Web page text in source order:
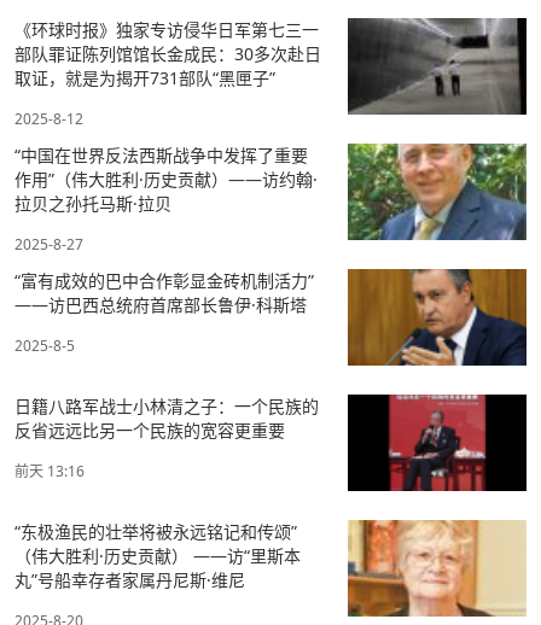
《环球时报》独家专访侵华日军第七三一
部队罪证陈列馆馆长金成民：30多次赴日
取证，就是为揭开731部队“黑匣子”
2025-8-12
“中国在世界反法西斯战争中发挥了重要
作用”（伟大胜利·历史贡献）——访约翰·
拉贝之孙托马斯·拉贝
2025-8-27
“富有成效的巴中合作彰显金砖机制活力”
——访巴西总统府首席部长鲁伊·科斯塔
2025-8-5
日籍八路军战士小林清之子：一个民族的
反省远远比另一个民族的宽容更重要
前天 13:16
“东极渔民的壮举将被永远铭记和传颂”
（伟大胜利·历史贡献） ——访“里斯本
丸”号船幸存者家属丹尼斯·维尼